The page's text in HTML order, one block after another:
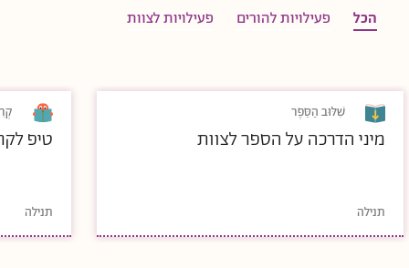
הכל פעילויות להורים פעילויות לצוות
שִׁלּוּב הַסֵּפֶר
מיני הדרכה על הספר לצוות
תנילה
טיפ
תנילה